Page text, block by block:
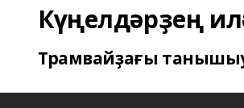
Күңелдәрҙең
Трамвайҙағы